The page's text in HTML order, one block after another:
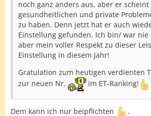
noch ganz anders aus, aber er scheint
gesundheitlichen und private
zu haben. Denn jetzt hat er auch
Einstellung gefunden. Ich bin/ war nie
aber mein voller Respekt zu dieser
Einstellung in diesem Jahr!
Gratulation zum heutigen verdienten
zur neuen Nr.
im ET-Ranking!
Dem kann ich nur beipflichten
.